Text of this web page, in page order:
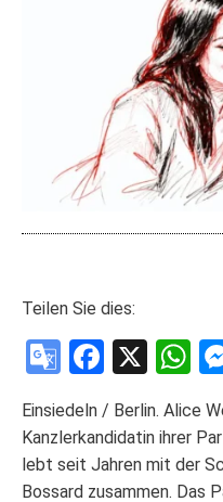
Teilen Sie dies:
GoogleX
Einsiedeln / Berlin. Alice
Kanzlerkandidatin ihrer
lebt seit Jahren mit der
Bossard zusammen. Das